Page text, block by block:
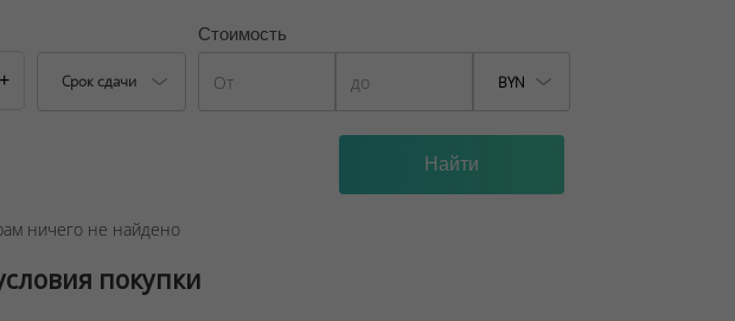
Срок сдачи
Стоимость
BYN
ничего не найдено
покупки